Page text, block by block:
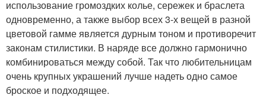
использование громоздких колье, сережек и браслета
одновременно, а также выбор всех 3-х вещей в разной
цветовой гамме является дурным тоном и противоречит
законам стилистики. В наряде все должно гармонично
комбинироваться между собой. Так что любительницам
очень крупных украшений лучше надеть одно самое
броское и подходящее.